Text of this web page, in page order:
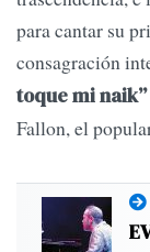
para cantar su
consagración
toque mi naik”
Fallon, el